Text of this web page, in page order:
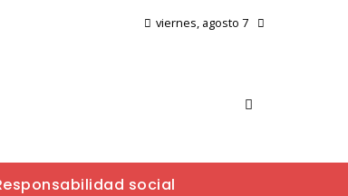
viernes, agosto 7
social